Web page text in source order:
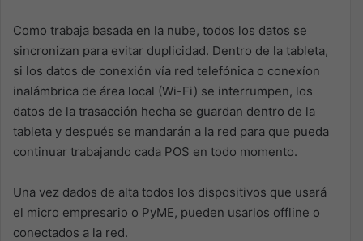
Como trabaja basada en la nube, todos los datos se
sincronizan para evitar duplicidad. Dentro de la tableta,
si los datos de conexión vía red telefónica o conexíon
inalámbrica de área local (Wi-Fi) se interrumpen, los
datos de la trasacción hecha se guardan dentro de la
tableta y después se mandarán a la red para que pueda
continuar trabajando cada POS en todo momento.
Una vez dados de alta todos los dispositivos que usará
el micro empresario o PyME, pueden usarlos offline o
conectados a la red.